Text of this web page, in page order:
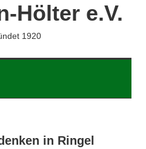
Hölter e.V.
1920
in Ringel